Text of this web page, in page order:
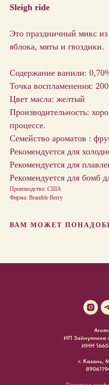
Sleigh ride
Это праздничный микс из
яблока, мяты и гвоздики.
Содержание ванили:
Точка воспламенения:
Цвет масла: желтый
Производительность:
процессе.
Семейство ароматов :
Рекомендуется для
Рекомендуется для
Рекомендуется для бомб
Производство: США
Фирма: Bramble Berry
ВАМ МОЖЕТ
ИП Зайнуллина
ИНН
г. Казань,